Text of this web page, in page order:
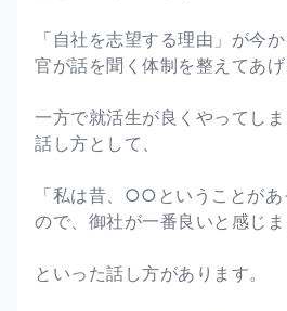
「自社を志望する理由」が今
官が話を聞く体制を整えてあげ
一方で就活生が良くやってしま
話し方として、
「私は昔、○○ということが
ので、御社が一番良いと感じま
といった話し方があります。